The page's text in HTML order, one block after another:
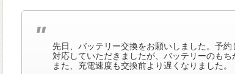
先日、バッテリー交換をお願いしました。予
対応していただきましたが、バッテリーのも
また、充電速度も交換前より遅くなりました。